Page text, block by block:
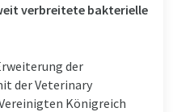
verbreitete bakterielle
der
der Veterinary
Königreich